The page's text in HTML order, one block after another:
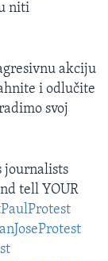
niti
akciju
i odlučite
svoj
journalists
tell YOUR